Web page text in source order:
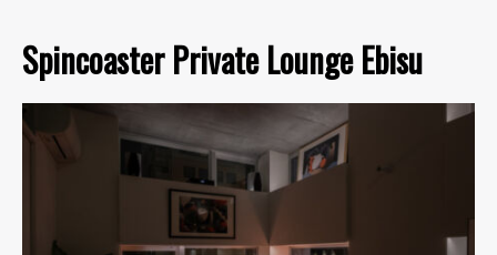
Spincoaster Private Lounge Ebisu